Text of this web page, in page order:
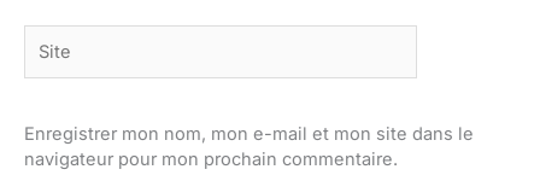
Enregistrer mon nom, mon e-mail et mon site dans le
navigateur pour mon prochain commentaire.